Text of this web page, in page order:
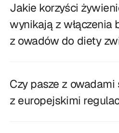
Jakie korzyści
wynikają z włączenia
z owadów do diety
Czy pasze z owadami
z europejskimi